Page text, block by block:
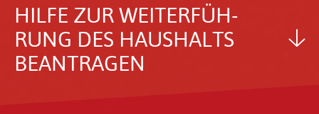
HILFE ZUR WEITER­FÜH­
RUNG DES HAUS­HALTS
BEAN­TRAGEN